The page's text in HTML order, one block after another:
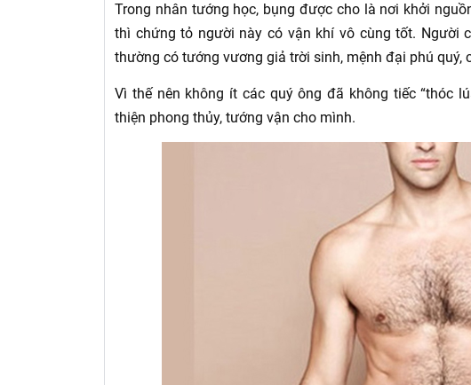
Trong nhân tướng học, bụng được cho là nơi khởi
thì chứng tỏ người này có vận khí vô cùng tốt. Người
thường có tướng vương giả trời sinh, mệnh đại phú
Vì thế nên không ít các quý ông đã không tiếc “thóc
thiện phong thủy, tướng vận cho mình.